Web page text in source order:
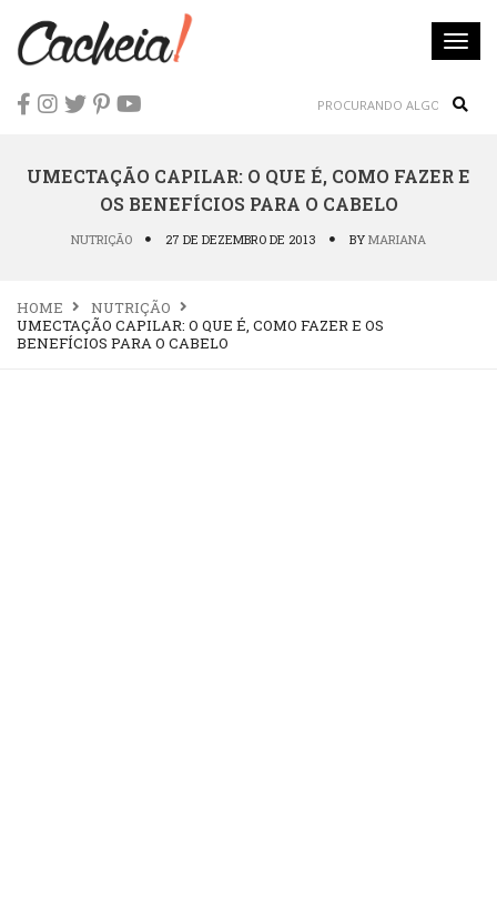
UMECTAÇÃO CAPILAR: O QUE É, COMO FAZER E
OS BENEFÍCIOS PARA O CABELO
NUTRIÇÃO 27 DE DEZEMBRO DE 2013 BY MARIANA
HOME
NUTRIÇÃO
UMECTAÇÃO CAPILAR: O QUE É, COMO FAZER E OS
BENEFÍCIOS PARA O CABELO